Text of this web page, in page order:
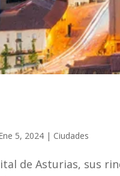
5, 2024 | Ciudades
de Asturias, sus